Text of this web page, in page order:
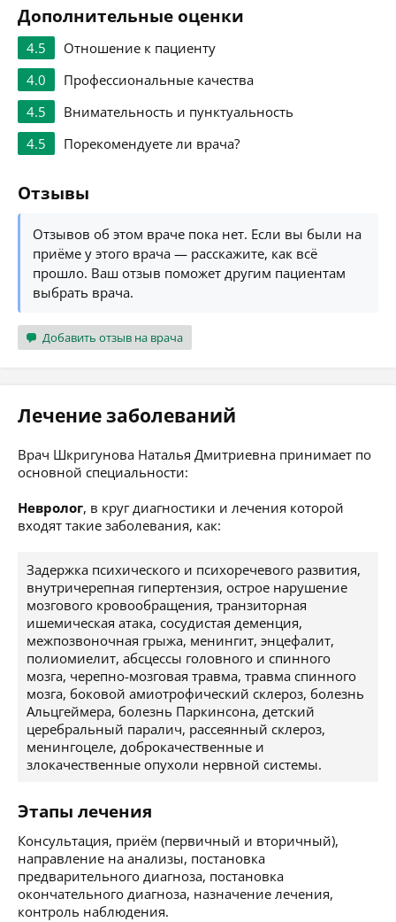
Дополнительные оценки
4.5
Отношение к пациенту
4.0
Профессиональные качества
4.5
Внимательность и пунктуальность
4.5
Порекомендуете ли врача?
Отзывы
Отзывов об этом враче пока нет. Если вы были на
приёме у этого врача — расскажите, как всё
прошло. Ваш отзыв поможет другим пациентам
выбрать врача.
Добавить отзыв на врача
Лечение заболеваний
Врач Шкригунова Наталья Дмитриевна принимает по
основной специальности:
Невролог, в круг диагностики и лечения которой
входят такие заболевания, как:
Задержка психического и психоречевого развития,
внутричерепная гипертензия, острое нарушение
мозгового кровообращения, транзиторная
ишемическая атака, сосудистая деменция,
межпозвоночная грыжа, менингит, энцефалит,
полиомиелит, абсцессы головного и спинного
мозга, черепно-мозговая травма, травма спинного
мозга, боковой амиотрофический склероз, болезнь
Альцгеймера, болезнь Паркинсона, детский
церебральный паралич, рассеянный склероз,
менингоцеле, доброкачественные и
злокачественные опухоли нервной системы.
Этапы лечения
Консультация, приём (первичный и вторичный),
направление на анализы, постановка
предварительного диагноза, постановка
окончательного диагноза, назначение лечения,
контроль наблюдения.